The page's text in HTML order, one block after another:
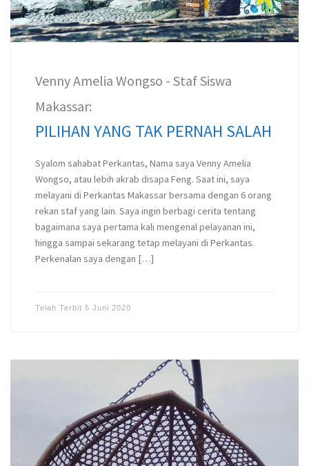
Venny Amelia Wongso - Staf Siswa
Makassar:
PILIHAN YANG TAK PERNAH SALAH
Syalom sahabat Perkantas, Nama saya Venny Amelia
Wongso, atau lebih akrab disapa Feng. Saat ini, saya
melayani di Perkantas Makassar bersama dengan 6 orang
rekan staf yang lain. Saya ingin berbagi cerita tentang
bagaimana saya pertama kali mengenal pelayanan ini,
hingga sampai sekarang tetap melayani di Perkantas.
Perkenalan saya dengan […]
Telah Terbit 5 Juni 2020